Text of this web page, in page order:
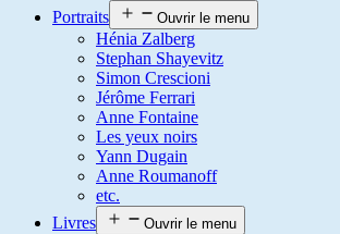
Portraits
Ouvrir le menu
Hénia Zalberg
Stephan Shayevitz
Simon Crescioni
Jérôme Ferrari
Anne Fontaine
Les yeux noirs
Yann Dugain
Anne Roumanoff
etc.
Livres
Ouvrir le menu